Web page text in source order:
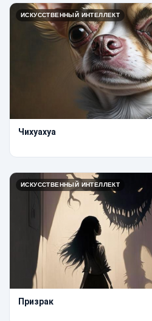
ИСКУССТВЕННЫЙ ИНТЕЛЛЕКТ
Чихуахуа
ИСКУССТВЕННЫЙ ИНТЕЛЛЕКТ
Призрак